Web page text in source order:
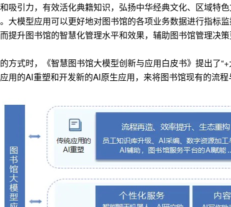
吸引力，有效活化典籍知识，弘扬中华经典文化、区域特色
大模型应用可以更好地对图书馆的各项业务数据进行指标
提升图书馆的智慧化管理水平和效果，辅助图书馆管理决策
方式时，《智慧图书馆大模型创新与应用白皮书》提出了
用的AI重塑和开发新的AI原生应用，来将图书馆现有的流